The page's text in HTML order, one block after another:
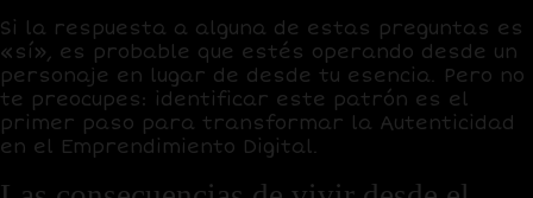
Si la respuesta a alguna de estas preguntas es
«sí», es probable que estés operando desde un
personaje en lugar de desde tu esencia. Pero no
te preocupes: identificar este patrón es el
primer paso para transformar la Autenticidad
en el Emprendimiento Digital.